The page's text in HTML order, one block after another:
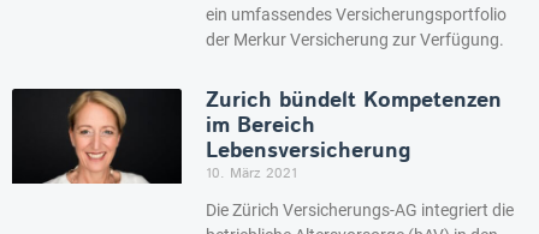
ein umfassendes Versicherungsportfolio
der Merkur Versicherung zur Verfügung.
Zurich bündelt Kompetenzen
im Bereich
Lebensversicherung
10. März 2021
Die Zürich Versicherungs-AG integriert die